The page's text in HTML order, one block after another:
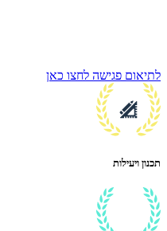
לתיאום פגישה לחצו כאן
תכנון ויעילות